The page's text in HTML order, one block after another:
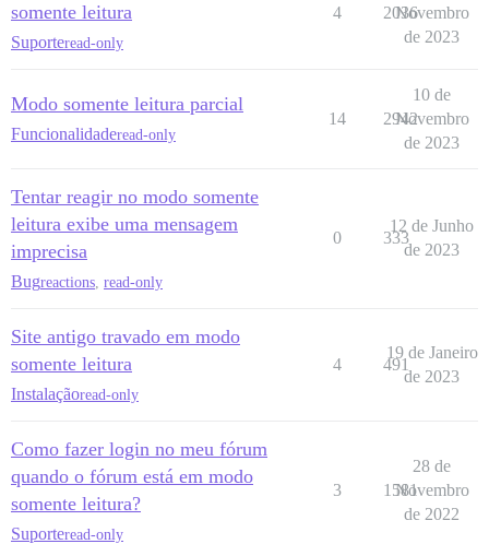
somente leitura
Suporteread-only
4 2036
Novembro
de 2023
Modo somente leitura parcial
Funcionalidaderead-only
14 2942
10 de
Novembro
de 2023
Tentar reagir no modo somente
leitura exibe uma mensagem
imprecisa
Bugreactions read-only
0 333
12 de Junho
de 2023
Site antigo travado em modo
somente leitura
Instalaçãoread-only
4 491
19 de Janeiro
de 2023
Como fazer login no meu fórum
quando o fórum está em modo
somente leitura?
Suporteread-only
3 1581
28 de
Novembro
de 2022